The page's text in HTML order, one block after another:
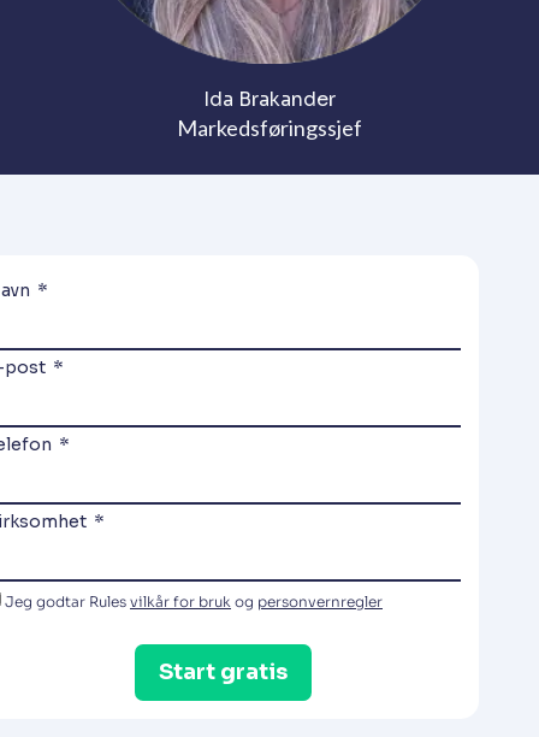
Ida Brakander
Markedsføringssjef
post
Jeg godtar Rules vilkår for bruk og personvernregler
Start gratis